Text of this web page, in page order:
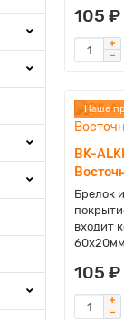
105 ₽
Наше
BK-
Брелок
входит
105 ₽